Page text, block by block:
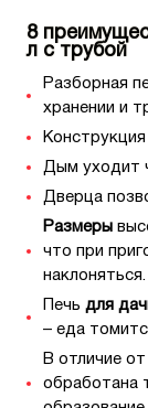
8
л с трубой
Разборная
хранении и
Дым уходит
Дверца
Размеры
что при
наклоняться.
Печь для
– еда
В отличие
обработана